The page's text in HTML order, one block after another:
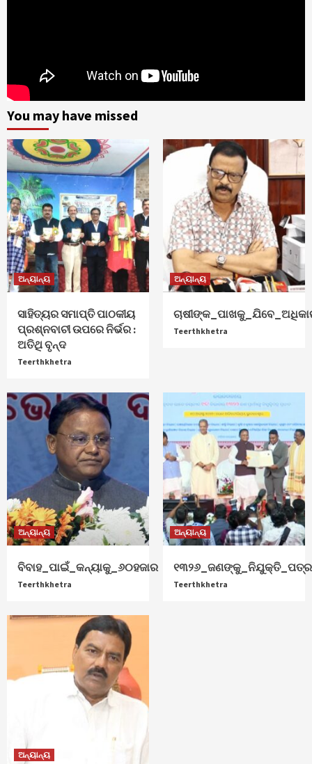
You may have missed
ଅନ୍ୟାନ୍ୟ
ସାହିତ୍ୟର ସମାପ୍ତି ପାଠକୀୟ
ପ୍ରଶ୍ନବାଚୀ ଉପରେ ନିର୍ଭର :
ଅତିଥି ବୃନ୍ଦ
Teerthkhetra
ଅନ୍ୟାନ୍ୟ
Teerthkhetra
ଅନ୍ୟାନ୍ୟ
ବିବାହ_ପାଇଁ_କନ୍ୟାକୁ_୬୦ହଜାର
Teerthkhetra
ଅନ୍ୟାନ୍ୟ
Teerthkhetra
ଅନ୍ୟାନ୍ୟ